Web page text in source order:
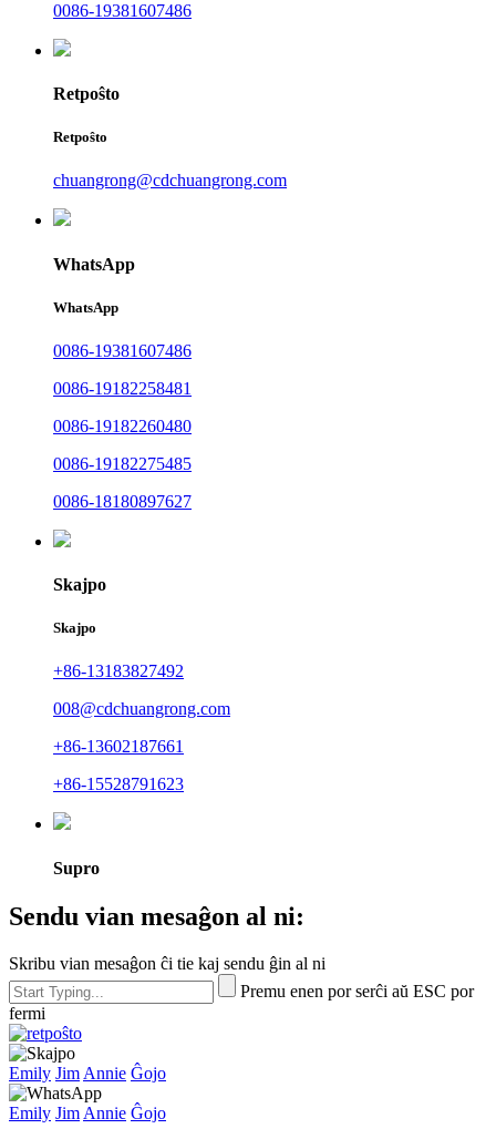
0086-19381607486
Retpoŝto
Retpoŝto
chuangrong@cdchuangrong.com
WhatsApp
WhatsApp
0086-19381607486
0086-19182258481
0086-19182260480
0086-19182275485
0086-18180897627
Skajpo
Skajpo
+86-13183827492
008@cdchuangrong.com
+86-13602187661
+86-15528791623
Supro
Sendu vian mesaĝon al ni:
Skribu vian mesaĝon ĉi tie kaj sendu ĝin al ni
Premu enen por serĉi aŭ ESC por
fermi
Emily Jim Annie Ĝojo
Emily Jim Annie Ĝojo